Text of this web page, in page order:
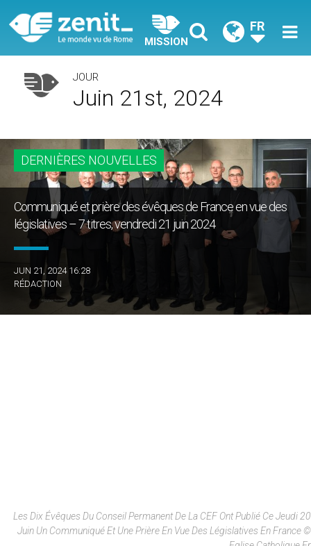
MISSION
FR
JOUR
Juin 21st, 2024
DERNIÈRES NOUVELLES
Communiqué et prière des évêques de France en vue des
législatives – 7 titres, vendredi 21 juin 2024
JUN 21, 2024 16:28
RÉDACTION
Les Dix Évêques Du Conseil Permanent De La CEF Ont Publié Ce Jeudi 20
Juin Un Communiqué Et Une Prière En Vue Des Législatives En France ©